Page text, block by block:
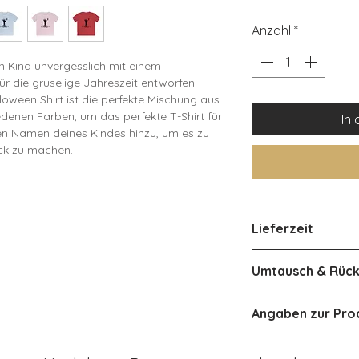
Kind unvergesslich mit einem
die gruselige Jahreszeit entworfen
Shirt ist die perfekte Mischung aus
Farben, um das perfekte T-Shirt für
Namen deines Kindes hinzu, um es zu
zu machen.
Anzahl *
In
Lieferzeit
Österreich ca 2-
Umtausch &
Produkts ist
Angaben zur